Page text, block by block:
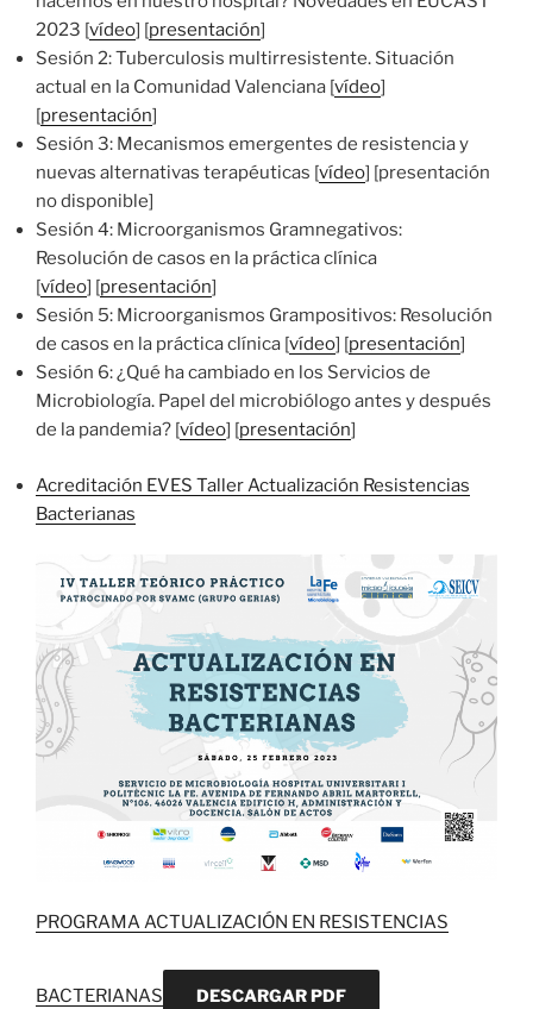
2023 [vídeo] [presentación]
Sesión 2: Tuberculosis multirresistente. Situación
actual en la Comunidad Valenciana [vídeo]
[presentación]
Sesión 3: Mecanismos emergentes de resistencia y
nuevas alternativas terapéuticas [vídeo] [presentación
no disponible]
Sesión 4: Microorganismos Gramnegativos:
Resolución de casos en la práctica clínica
[vídeo] [presentación]
Sesión 5: Microorganismos Grampositivos: Resolución
de casos en la práctica clínica [vídeo] [presentación]
Sesión 6: ¿Qué ha cambiado en los Servicios de
Microbiología. Papel del microbiólogo antes y después
de la pandemia? [vídeo] [presentación]
Acreditación EVES Taller Actualización Resistencias
Bacterianas
PROGRAMA ACTUALIZACIÓN EN RESISTENCIAS
BACTERIANAS DESCARGAR PDF